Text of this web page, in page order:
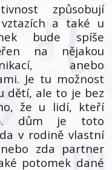
způsobují
a také u
bude spíše
na nějakou
anebo
Je tu možnost
dětí, ale to je bez
že u lidí, kteří
dům je toto
v rodině vlastní
zda partner
potomek dané